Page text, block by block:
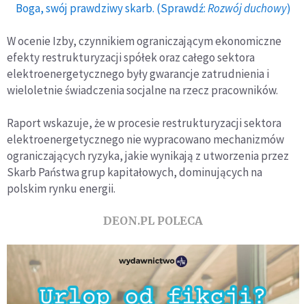
Boga, swój prawdziwy skarb. (Sprawdź:Rozwój duchowy)
W ocenie Izby, czynnikiem ograniczającym ekonomiczne
efekty restrukturyzacji spółek oraz całego sektora
elektroenergetycznego były gwarancje zatrudnienia i
wieloletnie świadczenia socjalne na rzecz pracowników.
Raport wskazuje, że w procesie restrukturyzacji sektora
elektroenergetycznego nie wypracowano mechanizmów
ograniczających ryzyka, jakie wynikają z utworzenia przez
Skarb Państwa grup kapitałowych, dominujących na
polskim rynku energii.
DEON.PL POLECA